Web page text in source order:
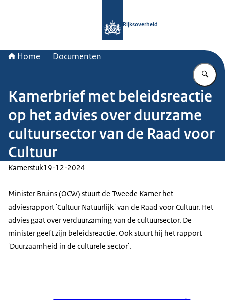
Rijksoverheid
Home Documenten
Kamerbrief met beleidsreactie
op het advies over duurzame
cultuursector van de Raad voor
Cultuur
Kamerstuk19-12-2024
Minister Bruins (OCW) stuurt de Tweede Kamer het
adviesrapport 'Cultuur Natuurlijk' van de Raad voor Cultuur. Het
advies gaat over verduurzaming van de cultuursector. De
minister geeft zijn beleidsreactie. Ook stuurt hij het rapport
'Duurzaamheid in de culturele sector'.